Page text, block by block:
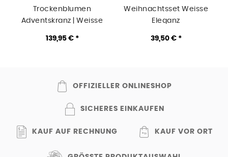
Trockenblumen
Adventskranz | Weisse
35cm | weiss-ivory-
139,95 € *
Weihnachtsset Weisse
Eleganz
39,50 € *
OFFIZIELLER ONLINESHOP
SICHERES EINKAUFEN
KAUF AUF RECHNUNG KAUF VOR ORT